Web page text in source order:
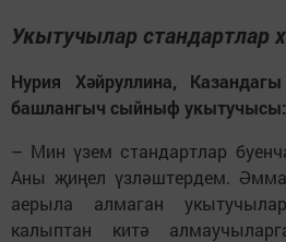
Укытучылар стандартлар
Нурия Хәйруллина,
башлангыч сыйныф укытучысы:
– Мин үзем стандартлар
Аны җиңел үзләштердем. Әмма
аерыла алмаган
калыптан китә